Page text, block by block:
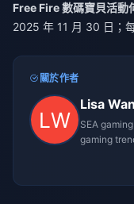
Free Fire 數碼寶貝活動
2025 年 11 月 30 日；
關於作者
Lisa
SEA
gaming